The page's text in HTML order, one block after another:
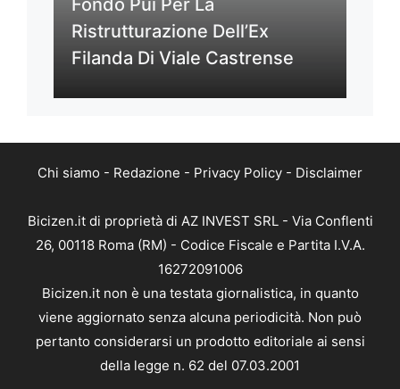
Fondo Pui Per La
Ristrutturazione Dell’Ex
Filanda Di Viale Castrense
Chi siamo - Redazione - Privacy Policy - Disclaimer
Bicizen.it di proprietà di AZ INVEST SRL - Via Conflenti
26, 00118 Roma (RM) - Codice Fiscale e Partita I.V.A.
16272091006
Bicizen.it non è una testata giornalistica, in quanto
viene aggiornato senza alcuna periodicità. Non può
pertanto considerarsi un prodotto editoriale ai sensi
della legge n. 62 del 07.03.2001